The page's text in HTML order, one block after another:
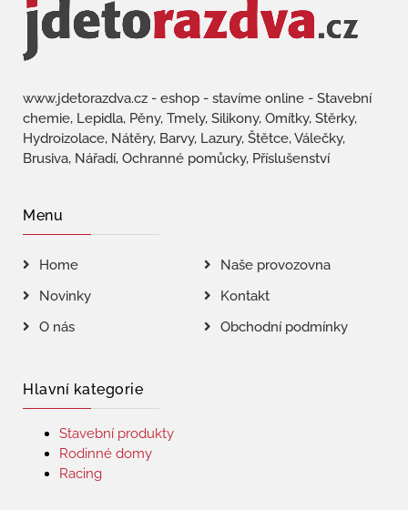
www.jdetorazdva.cz - eshop - stavíme online - Stavební
chemie, Lepidla, Pěny, Tmely, Silikony, Omítky, Stěrky,
Hydroizolace, Nátěry, Barvy, Lazury, Štětce, Válečky,
Brusiva, Nářadí, Ochranné pomůcky, Příslušenství
Menu
Home
Naše provozovna
Novinky
Kontakt
O nás
Obchodní podmínky
Hlavní kategorie
Stavební produkty
Rodinné domy
Racing